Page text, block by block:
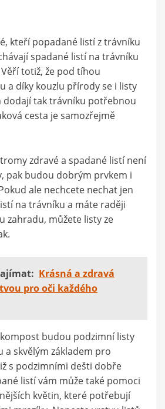
kteří popadané listí z trávníku
spadané listí na trávníku
totiž, že pod tíhou
a díky kouzlu přírody se i listy
dodají tak trávníku potřebnou
cesta je samozřejmě
zdravé a spadané listí není
pak budou dobrým prvkem i
ale nechcete nechat jen
na trávníku a máte raději
zahradu, můžete listy ze
Krásná a zdravá
pro oči každého
budou podzimní listy
a skvělým základem pro
s podzimními dešti dobře
listí vám může také pomoci
květin, které potřebují